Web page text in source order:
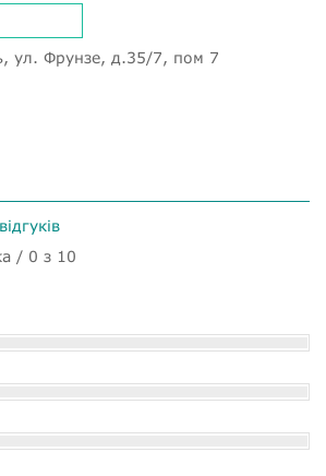
ул. Фрунзе, д.35/7, пом 7
/ 0 з 10